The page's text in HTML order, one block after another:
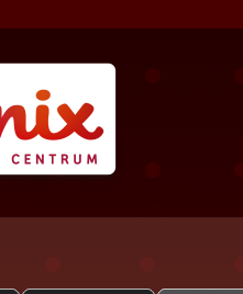
Fénix